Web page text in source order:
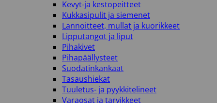
Kevyt-ja kestopeitteet
Kukkasipulit ja siemenet
Lannoitteet, mullat ja kuorikkeet
Lipputangot ja liput
Pihakivet
Pihapäällysteet
Suodatinkankaat
Tasaushiekat
Tuuletus- ja pyykkitelineet
Varaosat ja tarvikkeet